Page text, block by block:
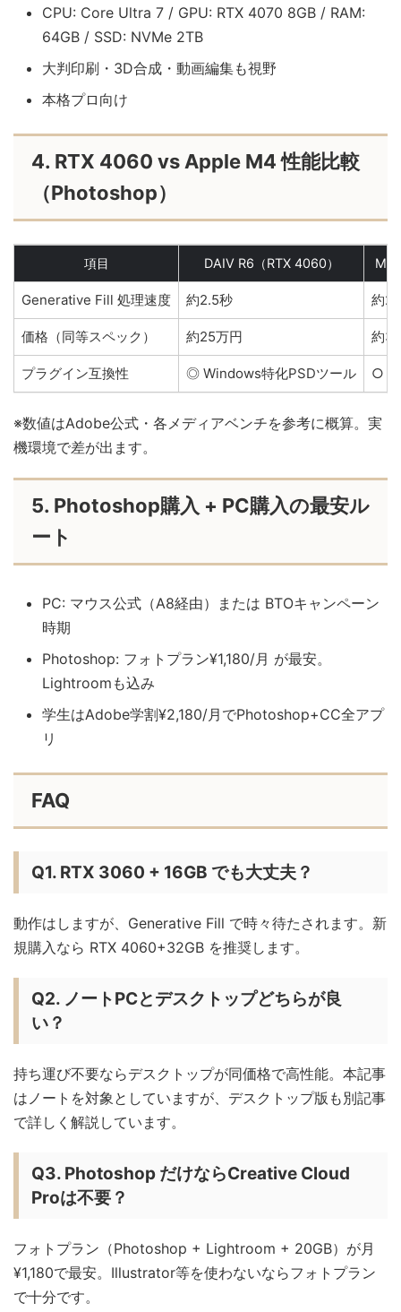
CPU: Core Ultra 7 / GPU: RTX 4070 8GB / RAM:
64GB / SSD: NVMe 2TB
大判印刷・3D合成・動画編集も視野
本格プロ向け
4. RTX 4060 vs Apple M4 性能比較
（Photoshop）
項目 DAIV R6（RTX 4060）
Generative Fill 処理速度 約2.5秒 約
価格（同等スペック） 約25万円 約
プラグイン互換性 ◎ Windows特化PSDツール ○
※数値はAdobe公式・各メディアベンチを参考に概算。実
機環境で差が出ます。
5. Photoshop購入 + PC購入の最安ル
ート
PC: マウス公式（A8経由）または BTOキャンペーン
時期
Photoshop: フォトプラン¥1,180/月 が最安。
Lightroomも込み
学生はAdobe学割¥2,180/月でPhotoshop+CC全アプ
リ
FAQ
Q1. RTX 3060 + 16GB でも大丈夫？
動作はしますが、Generative Fill で時々待たされます。新
規購入なら RTX 4060+32GB を推奨します。
Q2. ノートPCとデスクトップどちらが良
い？
持ち運び不要ならデスクトップが同価格で高性能。本記事
はノートを対象としていますが、デスクトップ版も別記事
で詳しく解説しています。
Q3. Photoshop だけならCreative Cloud
Proは不要？
フォトプラン（Photoshop + Lightroom + 20GB）が月
¥1,180で最安。Illustrator等を使わないならフォトプラン
で十分です。